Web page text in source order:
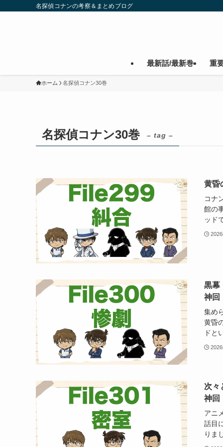
名探偵コナンの考察＆まとめブログ
最新話/最新巻 重
ホーム 名探偵コナン30巻
名探偵コナン30巻 – tag –
黄昏
コナ
館の
ッド
黒幕
神回
集め
黄昏
ドと
次々
神回
アニ
話目
りま